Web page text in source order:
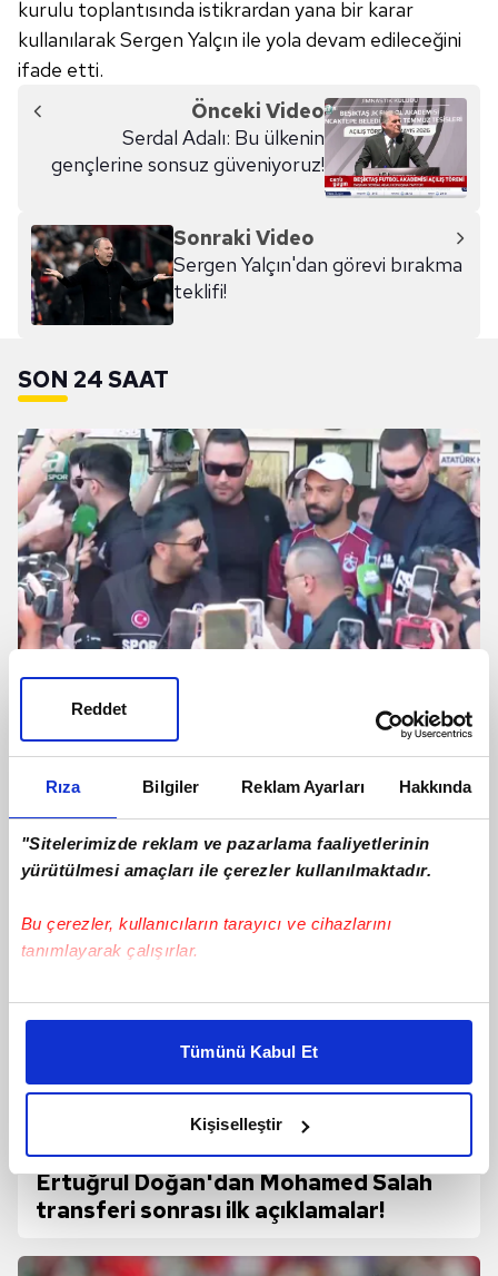
Rıza Bilgiler Reklam Ayarları Hakkında
"Sitelerimizde reklam ve pazarlama faaliyetlerinin
yürütülmesi amaçları ile çerezler kullanılmaktadır.
Bu çerezler, kullanıcıların tarayıcı ve cihazlarını
tanımlayarak çalışırlar.
Bu çerezlere izin vermeniz halinde sizlere özel
daha iyi reklam deneyimi yaşatabiliriz. Bunu yaparken
amacımızın size daha iyi bir reklam deneyimi sunmak
elimizden gelen çabayı gösterdiğimizi ve bu noktada,
kalemimiz olduğunu sizlere hatırlatmak isteriz.
takdirde, kullanıcılara hedefli reklamlar
Tümünü Kabul Et
Kişiselleştir
Reddet
kurulu toplantısında istikrardan yana bir karar
kullanılarak Sergen Yalçın ile yola devam edileceğini
ifade etti.
Önceki Video
Serdal Adalı: Bu ülkenin
gençlerine sonsuz güveniyoruz!
Sonraki Video
Sergen Yalçın'dan görevi bırakma
teklifi!
SON 24 SAAT
İşte o anlar
Ertuğrul Doğan'dan Mohamed Salah
transferi sonrası ilk açıklamalar!